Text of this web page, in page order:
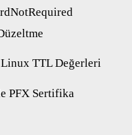
TTL Değerleri
PFX Sertifika